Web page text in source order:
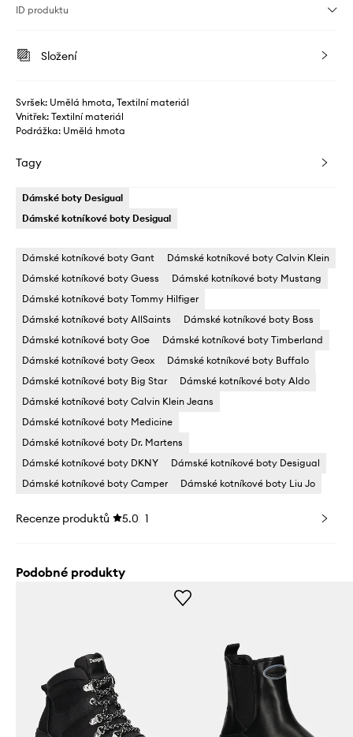
ID produktu
Složení
Svršek: Umělá hmota, Textilní materiál
Vnitřek: Textilní materiál
Podrážka: Umělá hmota
Tagy
Dámské boty Desigual
Dámské kotníkové boty Desigual
Dámské kotníkové boty Gant
Dámské kotníkové boty Calvin Klein
Dámské kotníkové boty Guess
Dámské kotníkové boty Mustang
Dámské kotníkové boty Tommy Hilfiger
Dámské kotníkové boty AllSaints
Dámské kotníkové boty Boss
Dámské kotníkové boty Goe
Dámské kotníkové boty Timberland
Dámské kotníkové boty Geox
Dámské kotníkové boty Buffalo
Dámské kotníkové boty Big Star
Dámské kotníkové boty Aldo
Dámské kotníkové boty Calvin Klein Jeans
Dámské kotníkové boty Medicine
Dámské kotníkové boty Dr. Martens
Dámské kotníkové boty DKNY
Dámské kotníkové boty Desigual
Dámské kotníkové boty Camper
Dámské kotníkové boty Liu Jo
Recenze produktů 5.0 1
Podobné produkty